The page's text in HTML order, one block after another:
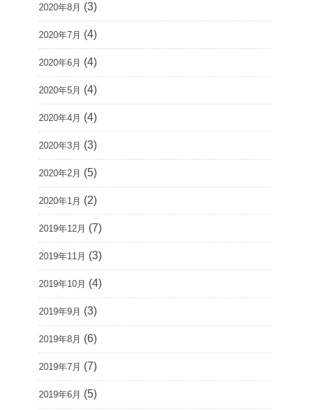
2020年8月 (3)
2020年7月 (4)
2020年6月 (4)
2020年5月 (4)
2020年4月 (4)
2020年3月 (3)
2020年2月 (5)
2020年1月 (2)
2019年12月 (7)
2019年11月 (3)
2019年10月 (4)
2019年9月 (3)
2019年8月 (6)
2019年7月 (7)
2019年6月 (5)